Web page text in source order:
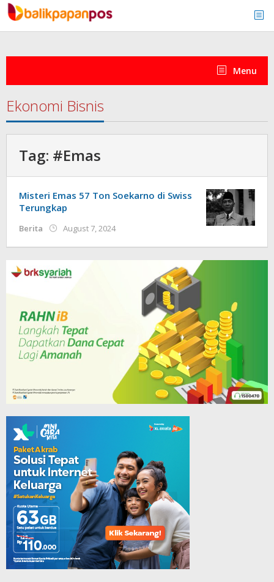
Skip
to
content
Menu
Ekonomi Bisnis
Tag: #Emas
Misteri Emas 57 Ton Soekarno di Swiss
Terungkap
Berita August 7, 2024by